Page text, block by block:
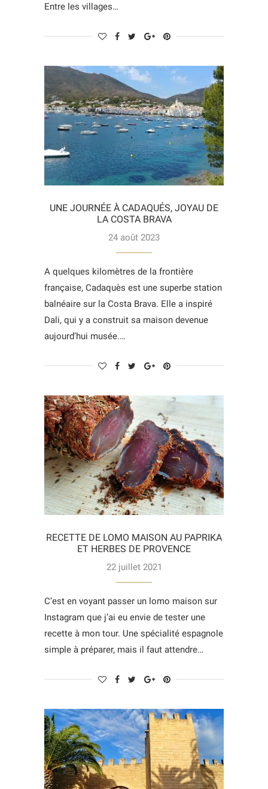
Entre les villages…
UNE JOURNÉE À CADAQUÉS, JOYAU DE
LA COSTA BRAVA
24 août 2023
A quelques kilomètres de la frontière
française, Cadaquès est une superbe station
balnéaire sur la Costa Brava. Elle a inspiré
Dali, qui y a construit sa maison devenue
aujourd’hui musée.…
RECETTE DE LOMO MAISON AU PAPRIKA
ET HERBES DE PROVENCE
22 juillet 2021
C’est en voyant passer un lomo maison sur
Instagram que j’ai eu envie de tester une
recette à mon tour. Une spécialité espagnole
simple à préparer, mais il faut attendre…